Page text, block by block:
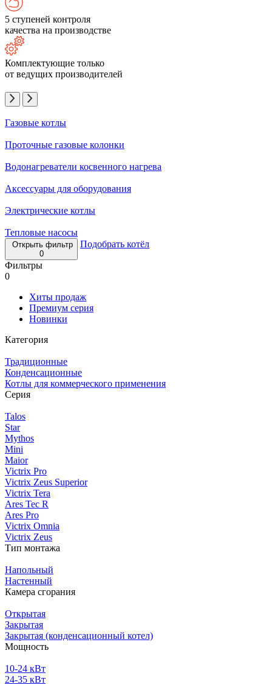
5 ступеней контроля
качества на производстве
Комплектующие только
от ведущих производителей
Газовые котлы
Проточные газовые колонки
Водонагреватели косвенного нагрева
Аксессуары для оборудования
Электрические котлы
Тепловые насосы
Открыть фильтр
0
Подобрать котёл
Фильтры
0
Хиты продаж
Премиум серия
Новинки
Категория
Традиционные
Конденсационные
Котлы для коммерческого применения
Серия
Talos
Star
Mythos
Mini
Maior
Victrix Pro
Victrix Zeus Superior
Victrix Tera
Ares Tec R
Ares Pro
Victrix Omnia
Victrix Zeus
Тип монтажа
Напольный
Настенный
Камера сгорания
Открытая
Закрытая
Закрытая (конденсационный котел)
Мощность
10-24 кВт
24-35 кВт